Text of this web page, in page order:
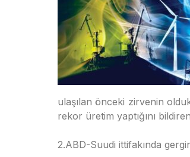
ulaşılan önceki zirvenin
rekor üretim yaptığını
2.ABD-Suudi ittifakında